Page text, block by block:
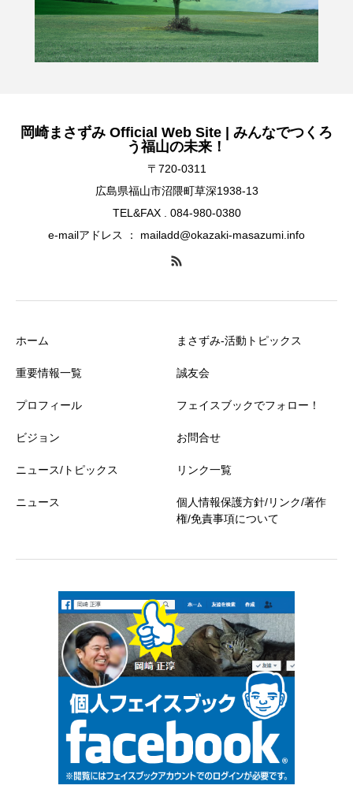
岡崎まさずみ Official Web Site | みんなでつくろ
う福山の未来！
〒720-0311
広島県福山市沼隈町草深1938-13
TEL&FAX . 084-980-0380
e-mailアドレス ： mailadd@okazaki-masazumi.info
ホーム
重要情報一覧
プロフィール
ビジョン
ニュース/トピックス
ニュース
まさずみ-活動トピックス
誠友会
フェイスブックでフォロー！
お問合せ
リンク一覧
個人情報保護方針/リンク/著作
権/免責事項について